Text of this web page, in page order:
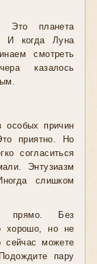
Это планета
И когда Луна
смотреть
казалось
особых причин
приятно. Но
согласиться
Энтузиазм
слишком
прямо. Без
хорошо, но не
сейчас можете
пару